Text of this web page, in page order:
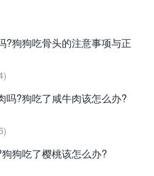
?狗狗吃骨头的注意事项与正
吗?狗吃了咸牛肉该怎么办?
狗吃了樱桃该怎么办?